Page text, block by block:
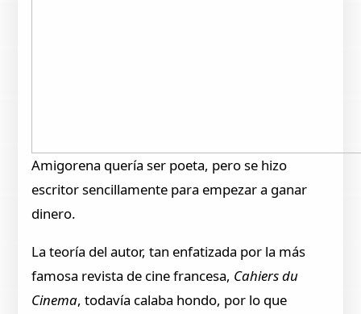
Amigorena quería ser poeta, pero se hizo
escritor sencillamente para empezar a ganar
dinero.
La teoría del autor, tan enfatizada por la más
famosa revista de cine francesa, Cahiers du
Cinema, todavía calaba hondo, por lo que